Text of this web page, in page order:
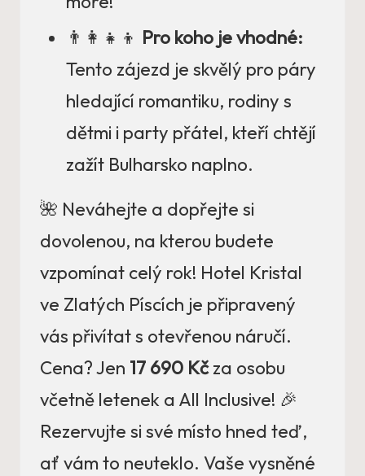
👨‍👩‍👧‍👦 Pro koho je vhodné:
Tento zájezd je skvělý pro páry
hledající romantiku, rodiny s
dětmi i party přátel, kteří chtějí
zažít Bulharsko naplno.
🌺 Neváhejte a dopřejte si
dovolenou, na kterou budete
vzpomínat celý rok! Hotel Kristal
ve Zlatých Píscích je připravený
vás přivítat s otevřenou náručí.
Cena? Jen 17 690 Kčza osobu
včetně letenek a All Inclusive! 🎉
Rezervujte si své místo hned teď,
ať vám to neuteklo. Vaše vysněné